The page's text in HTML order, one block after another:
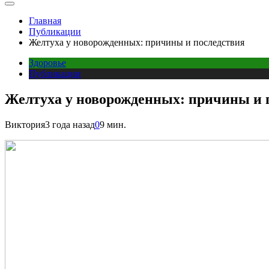
Главная
Публикации
Желтуха у новорожденных: причины и последствия
Здоровье
Публикации
Желтуха у новорожденных: причины и
Виктория3 года назад09 мин.